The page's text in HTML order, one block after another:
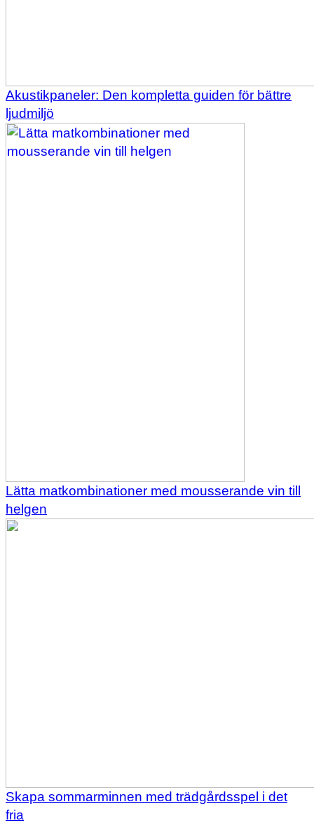
Akustikpaneler: Den kompletta guiden för bättre
ljudmiljö
Lätta matkombinationer med mousserande vin till
helgen
Skapa sommarminnen med trädgårdsspel i det
fria